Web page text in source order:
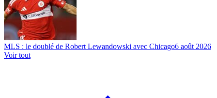
MLS : le doublé de Robert Lewandowski avec Chicago6 août 2026
Voir tout